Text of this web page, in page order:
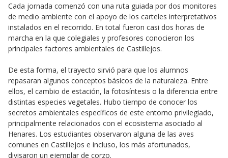
Cada jornada comenzó con una ruta guiada por dos monitores
de medio ambiente con el apoyo de los carteles interpretativos
instalados en el recorrido. En total fueron casi dos horas de
marcha en la que colegiales y profesores conocieron los
principales factores ambientales de Castillejos.
De esta forma, el trayecto sirvió para que los alumnos
repasaran algunos conceptos básicos de la naturaleza. Entre
ellos, el cambio de estación, la fotosíntesis o la diferencia entre
distintas especies vegetales. Hubo tiempo de conocer los
secretos ambientales específicos de este entorno privilegiado,
principalmente relacionados con el ecosistema asociado al
Henares. Los estudiantes observaron alguna de las aves
comunes en Castillejos e incluso, los más afortunados,
divisaron un ejemplar de corzo.